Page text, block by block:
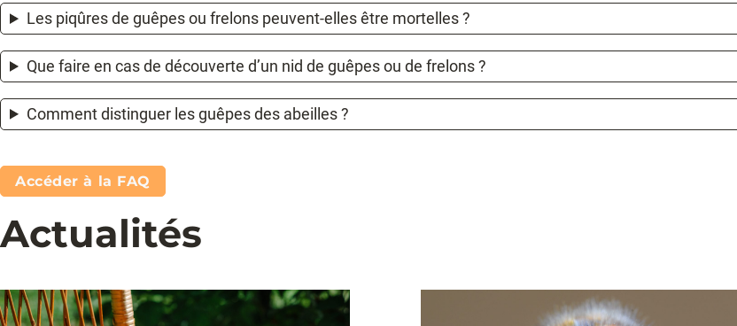
Les piqûres de guêpes ou frelons peuvent-elles être mortelles ?
Que faire en cas de découverte d’un nid de guêpes ou de frelons ?
Comment distinguer les guêpes des abeilles ?
Accéder à la FAQ
Actualités